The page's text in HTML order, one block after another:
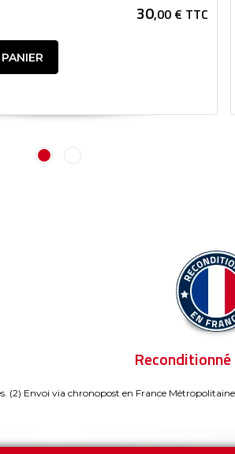
30,00 € TTC
Reconditionné
(2) Envoi via chronopost en France